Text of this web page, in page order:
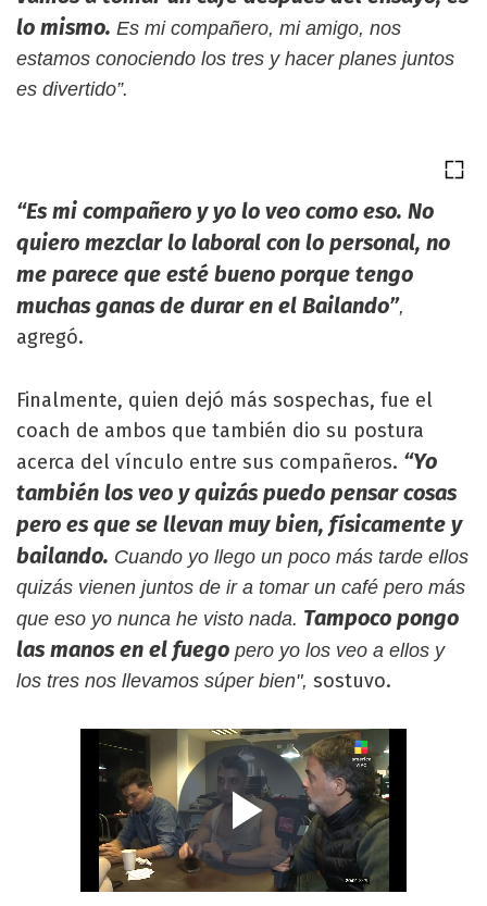
lo mismo. Es mi compañero, mi amigo, nos
estamos conociendo los tres y hacer planes juntos
es divertido”.
“Es mi compañero y yo lo veo como eso. No
quiero mezclar lo laboral con lo personal, no
me parece que esté bueno porque tengo
muchas ganas de durar en el Bailando”,
agregó.
Finalmente, quien dejó más sospechas, fue el
coach de ambos que también dio su postura
acerca del vínculo entre sus compañeros. “Yo
también los veo y quizás puedo pensar cosas
pero es que se llevan muy bien, físicamente y
bailando. Cuando yo llego un poco más tarde ellos
quizás vienen juntos de ir a tomar un café pero más
que eso yo nunca he visto nada. Tampoco pongo
las manos en el fuego pero yo los veo a ellos y
los tres nos llevamos súper bien", sostuvo.